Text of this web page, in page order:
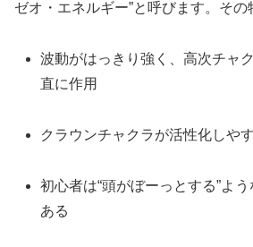
ゼオ・エネルギー”と呼びます。その
波動がはっきり強く、高次チャ
直に作用
クラウンチャクラが活性化しや
初心者は“頭がぼーっとする”よ
ある